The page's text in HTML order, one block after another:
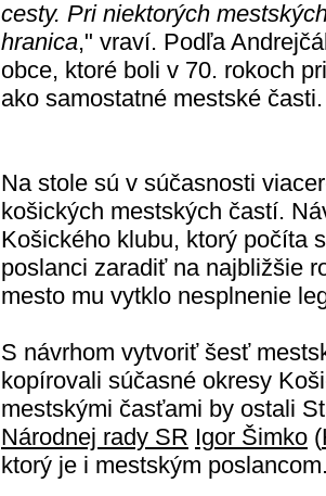
cesty. Pri niektorých
hranica," vraví. Podľa
obce, ktoré boli v 70. rokoch
ako samostatné mestské časti.
Na stole sú v súčasnosti
košických mestských častí.
Košického klubu, ktorý počíta
poslanci zaradiť na najbližšie
mesto mu vytklo nesplnenie
S návrhom vytvoriť šesť
kopírovali súčasné okresy
mestskými časťami by ostali
Národnej rady SR Igor Šimko (
ktorý je i mestským